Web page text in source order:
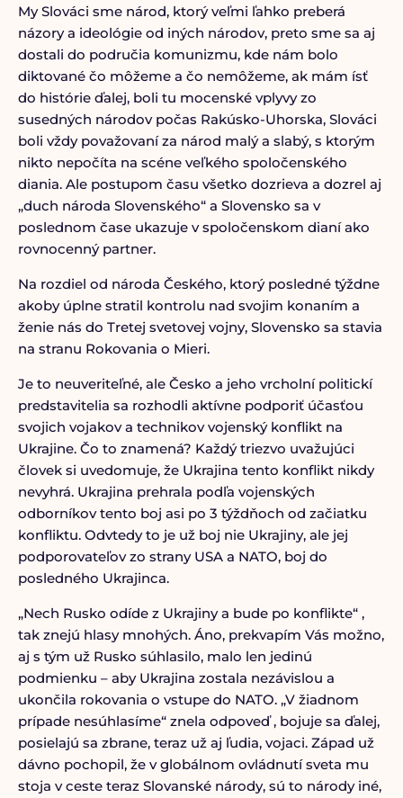
My Slováci sme národ, ktorý veľmi ľahko preberá
názory a ideológie od iných národov, preto sme sa aj
dostali do područia komunizmu, kde nám bolo
diktované čo môžeme a čo nemôžeme, ak mám ísť
do histórie ďalej, boli tu mocenské vplyvy zo
susedných národov počas Rakúsko-Uhorska, Slováci
boli vždy považovaní za národ malý a slabý, s ktorým
nikto nepočíta na scéne veľkého spoločenského
diania. Ale postupom času všetko dozrieva a dozrel aj
„duch národa Slovenského“ a Slovensko sa v
poslednom čase ukazuje v spoločenskom dianí ako
rovnocenný partner.
Na rozdiel od národa Českého, ktorý posledné týždne
akoby úplne stratil kontrolu nad svojim konaním a
ženie nás do Tretej svetovej vojny, Slovensko sa stavia
na stranu Rokovania o Mieri.
Je to neuveriteľné, ale Česko a jeho vrcholní politickí
predstavitelia sa rozhodli aktívne podporiť účasťou
svojich vojakov a technikov vojenský konflikt na
Ukrajine. Čo to znamená? Každý triezvo uvažujúci
človek si uvedomuje, že Ukrajina tento konflikt nikdy
nevyhrá. Ukrajina prehrala podľa vojenských
odborníkov tento boj asi po 3 týždňoch od začiatku
konfliktu. Odvtedy to je už boj nie Ukrajiny, ale jej
podporovateľov zo strany USA a NATO, boj do
posledného Ukrajinca.
„Nech Rusko odíde z Ukrajiny a bude po konflikte“ ,
tak znejú hlasy mnohých. Áno, prekvapím Vás možno,
aj s tým už Rusko súhlasilo, malo len jedinú
podmienku – aby Ukrajina zostala nezávislou a
ukončila rokovania o vstupe do NATO. „V žiadnom
prípade nesúhlasíme“ znela odpoveď , bojuje sa ďalej,
posielajú sa zbrane, teraz už aj ľudia, vojaci. Západ už
dávno pochopil, že v globálnom ovládnutí sveta mu
stoja v ceste teraz Slovanské národy, sú to národy iné,